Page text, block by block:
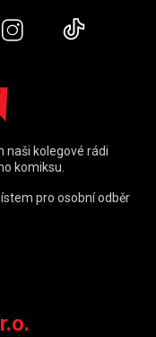
Instagram
naši kolegové rádi
komiksu.
pro osobní odběr